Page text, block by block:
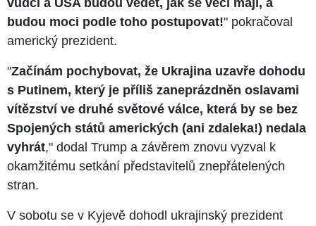
budou moci podle toho postupovat!" pokračoval
americký prezident.
"Začínám pochybovat, že Ukrajina uzavře dohodu
s Putinem, který je příliš zaneprázdněn oslavami
vítězství ve druhé světové válce, která by se bez
Spojených států amerických (ani zdaleka!) nedala
vyhrát," dodal Trump a závěrem znovu vyzval k
okamžitému setkání představitelů znepřátelených
stran.
V sobotu se v Kyjevě dohodl ukrajinský prezident